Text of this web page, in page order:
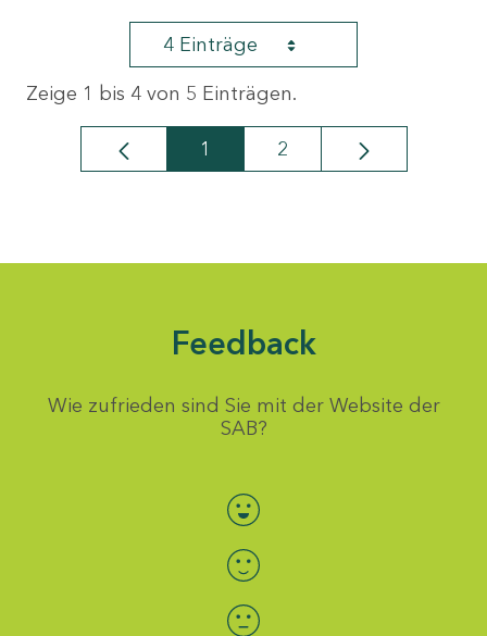
4 Einträge
Zeige 1 bis 4 von 5 Einträgen.
Seite
1 Seite
2
Feedback
Wie zufrieden sind Sie mit der Website der
SAB?
Bewertung auswählen